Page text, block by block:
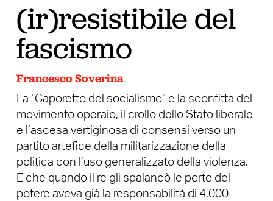
(ir)resistibile del
fascismo
Francesco Soverina
La “Caporetto del socialismo” e la sconfitta del
movimento operaio, il crollo dello Stato liberale
e l’ascesa vertiginosa di consensi verso un
partito artefice della militarizzazione della
politica con l’uso generalizzato della violenza.
E che quando il re gli spalancò le porte del
potere aveva già la responsabilità di 4.000